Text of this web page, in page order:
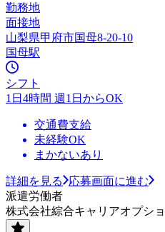
勤務地
面接地
山梨県甲府市国母8-20-10
国母駅
シフト
1日4時間 週1日からOK
交通費支給
未経験OK
まかないあり
詳細を見る
応募画面に進む
派遣労働者
株式会社綜合キャリアオプシ